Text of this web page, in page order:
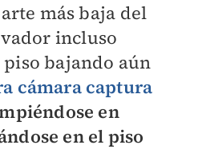
más baja del
incluso
bajando aún
cámara captura
en
en el piso